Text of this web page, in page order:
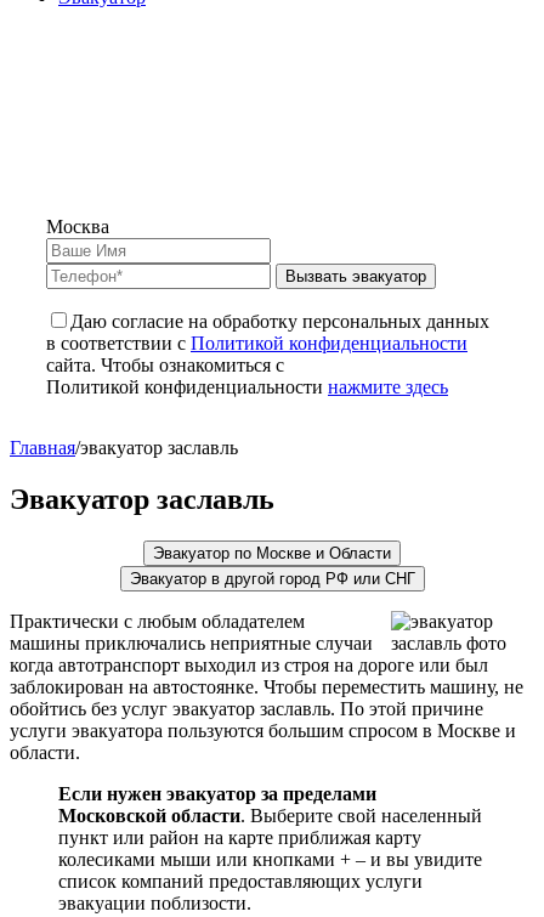
Москва
Вызвать эвакуатор
Даю согласие на обработку персональных данных
в соответствии с Политикой конфиденциальности
сайта. Чтобы ознакомиться с
Политикой конфиденциальности нажмите здесь
Главная/эвакуатор заславль
Эвакуатор заславль
Эвакуатор по Москве и Области
Эвакуатор в другой город РФ или СНГ
Практически с любым обладателем
машины приключались неприятные случаи
когда автотранспорт выходил из строя на дороге или был
заблокирован на автостоянке. Чтобы переместить машину, не
обойтись без услуг эвакуатор заславль. По этой причине
услуги эвакуатора пользуются большим спросом в Москве и
области.
Если нужен эвакуатор за пределами
Московской области. Выберите свой населенный
пункт или район на карте приближая карту
колесиками мыши или кнопками + – и вы увидите
список компаний предоставляющих услуги
эвакуации поблизости.